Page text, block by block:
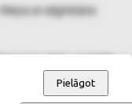
Maiņa un atgriešana
Pielāgot